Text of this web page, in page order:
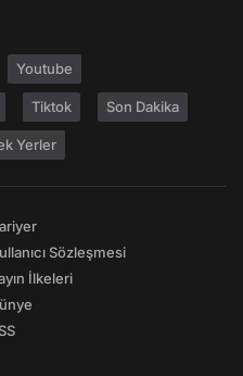
Youtube
Tiktok Son Dakika
Yerler
Sözleşmesi
İlkeleri